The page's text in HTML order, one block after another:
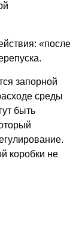
«после
запорной
среды
быть
коробки не